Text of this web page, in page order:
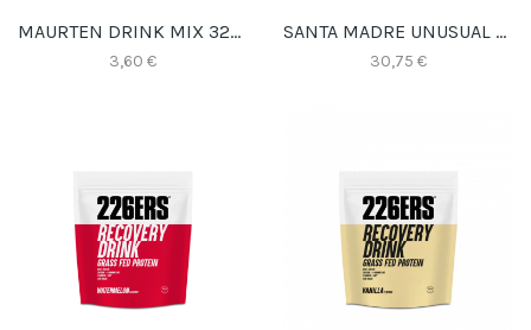
MAURTEN DRINK MIX 320 CAFEINA
3,60 €
SANTA MADRE UNUSUAL NITROUS COLA
30,75 €